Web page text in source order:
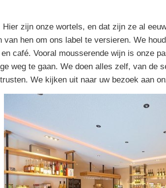
zijn onze wortels, en dat zijn ze al
van hen om ons label te versieren. We
café. Vooral mousserende wijn is onze
weg te gaan. We doen alles zelf, van de
We kijken uit naar uw bezoek aan